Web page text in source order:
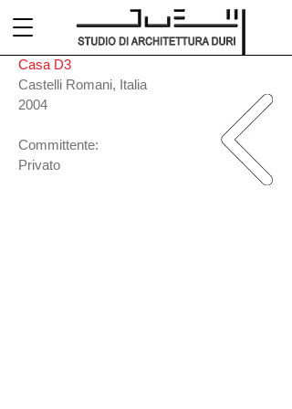
Casa D3
Castelli Romani, Italia
2004
Committente:
Privato